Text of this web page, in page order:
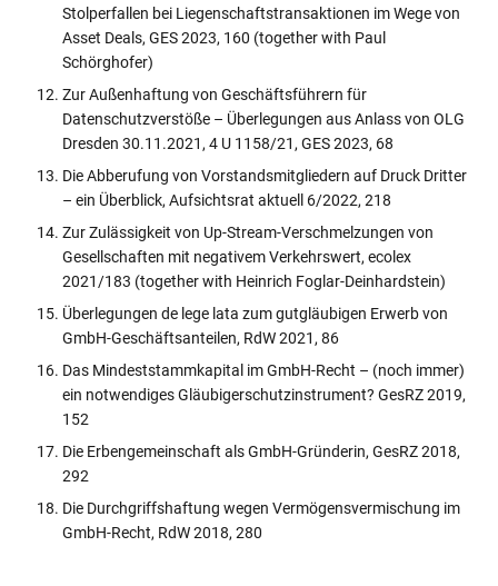
Stolperfallen bei Liegenschaftstransaktionen im Wege von
Asset Deals, GES 2023, 160 (together with Paul
Schörghofer)
Zur Außenhaftung von Geschäftsführern für
Datenschutzverstöße – Überlegungen aus Anlass von OLG
Dresden 30.11.2021, 4 U 1158/21, GES 2023, 68
Die Abberufung von Vorstandsmitgliedern auf Druck Dritter
– ein Überblick, Aufsichtsrat aktuell 6/2022, 218
Zur Zulässigkeit von Up-Stream-Verschmelzungen von
Gesellschaften mit negativem Verkehrswert, ecolex
2021/183 (together with Heinrich Foglar-Deinhardstein)
Überlegungen de lege lata zum gutgläubigen Erwerb von
GmbH-Geschäftsanteilen, RdW 2021, 86
Das Mindeststammkapital im GmbH-Recht – (noch immer)
ein notwendiges Gläubigerschutzinstrument? GesRZ 2019,
152
Die Erbengemeinschaft als GmbH-Gründerin, GesRZ 2018,
292
Die Durchgriffshaftung wegen Vermögensvermischung im
GmbH-Recht, RdW 2018, 280